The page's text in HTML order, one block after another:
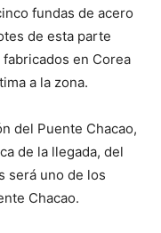
fundas de acero
de esta parte
en Corea
a la zona.
del Puente Chacao,
de la llegada, del
será uno de los
Chacao.